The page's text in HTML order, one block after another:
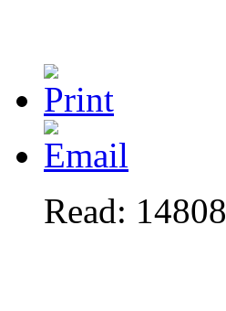
Read: 14808